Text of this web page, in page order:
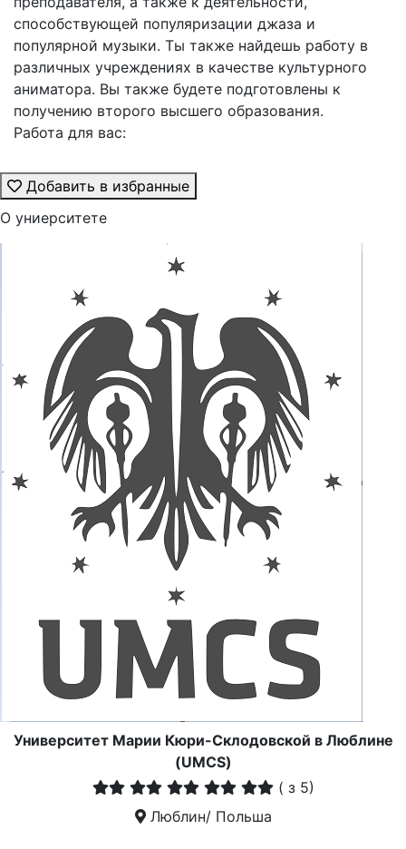
способствующей популяризации джаза и
популярной музыки. Ты также найдешь работу в
различных учреждениях в качестве культурного
аниматора. Вы также будете подготовлены к
получению второго высшего образования.
Работа для вас:
Добавить в избранные
О униерситете
Университет Марии Кюри-Склодовской в Люблине
(UMCS)
( з 5)
Люблин/ Польша